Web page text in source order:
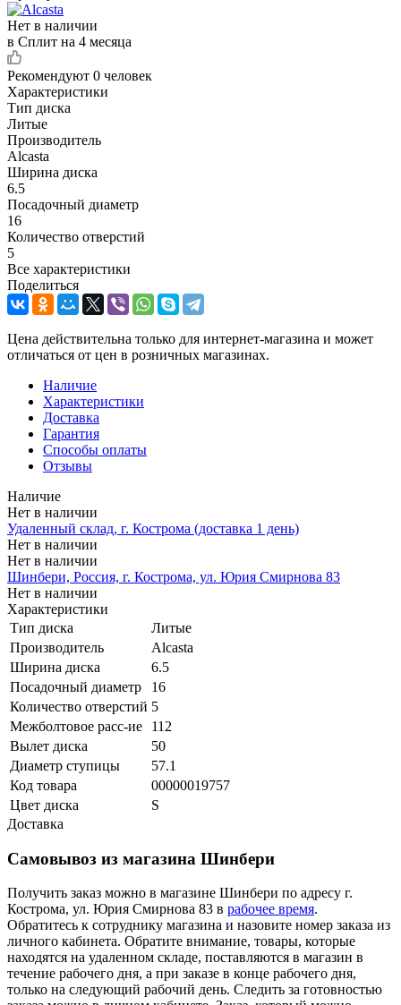
Нет в наличии
в Сплит на 4 месяца
Рекомендуют 0 человек
Характеристики
Тип диска
Литые
Производитель
Alcasta
Ширина диска
6.5
Посадочный диаметр
16
Количество отверстий
5
Все характеристики
Поделиться
Цена действительна только для интернет-магазина и может
отличаться от цен в розничных магазинах.
Наличие
Характеристики
Доставка
Гарантия
Способы оплаты
Отзывы
Наличие
Нет в наличии
Удаленный склад, г. Кострома (доставка 1 день)
Нет в наличии
Нет в наличии
Шинбери, Россия, г. Кострома, ул. Юрия Смирнова 83
Нет в наличии
Характеристики
Тип диска
Литые
Производитель
Alcasta
Ширина диска
6.5
Посадочный диаметр
16
Количество отверстий 5
Межболтовое расс-ие
112
Вылет диска
50
Диаметр ступицы
57.1
Код товара
00000019757
Цвет диска
S
Доставка
Самовывоз из магазина Шинбери
Получить заказ можно в магазине Шинбери по адресу г.
Кострома, ул. Юрия Смирнова 83 в рабочее время.
Обратитесь к сотруднику магазина и назовите номер заказа из
личного кабинета. Обратите внимание, товары, которые
находятся на удаленном складе, поставляются в магазин в
течение рабочего дня, а при заказе в конце рабочего дня,
только на следующий рабочий день. Следить за готовностью